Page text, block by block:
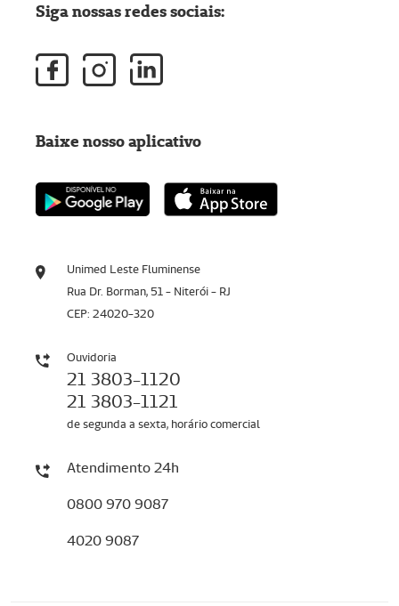
Unimed Leste Fluminense
Rua Dr. Borman, 51 - Niterói - RJ
CEP: 24020-320
Ouvidoria
21 3803-1120
21 3803-1121
de segunda a sexta, horário comercial
Atendimento 24h
0800 970 9087
4020 9087
Siga nossas redes sociais:
Baixe nosso aplicativo